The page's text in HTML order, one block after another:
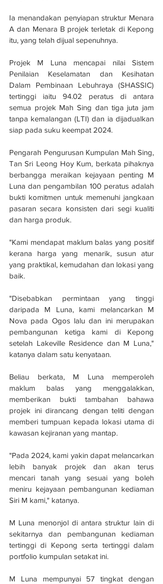
Ia menandakan penyiapan struktur Menara
A dan Menara B projek terletak di Kepong
itu, yang telah dijual sepenuhnya.
Projek M Luna mencapai nilai Sistem
Penilaian Keselamatan dan Kesihatan
Dalam Pembinaan Lebuhraya (SHASSIC)
tertinggi iaitu 94.02 peratus di antara
semua projek Mah Sing dan tiga juta jam
tanpa kemalangan (LTI) dan ia dijadualkan
siap pada suku keempat 2024.
Pengarah Pengurusan Kumpulan Mah Sing,
Tan Sri Leong Hoy Kum, berkata pihaknya
berbangga meraikan kejayaan penting M
Luna dan pengambilan 100 peratus adalah
bukti komitmen untuk memenuhi jangkaan
pasaran secara konsisten dari segi kualiti
dan harga produk.
"Kami mendapat maklum balas yang positif
kerana harga yang menarik, susun atur
yang praktikal, kemudahan dan lokasi yang
baik.
"Disebabkan permintaan yang tinggi
daripada M Luna, kami melancarkan M
Nova pada Ogos lalu dan ini merupakan
pembangunan ketiga kami di Kepong
setelah Lakeville Residence dan M Luna,"
katanya dalam satu kenyataan.
Beliau berkata, M Luna memperoleh
maklum balas yang menggalakkan,
memberikan bukti tambahan bahawa
projek ini dirancang dengan teliti dengan
memberi tumpuan kepada lokasi utama di
kawasan kejiranan yang mantap.
"Pada 2024, kami yakin dapat melancarkan
lebih banyak projek dan akan terus
mencari tanah yang sesuai yang boleh
meniru kejayaan pembangunan kediaman
Siri M kami," katanya.
M Luna menonjol di antara struktur lain di
sekitarnya dan pembangunan kediaman
tertinggi di Kepong serta tertinggi dalam
portfolio kumpulan setakat ini.
M Luna mempunyai 57 tingkat dengan